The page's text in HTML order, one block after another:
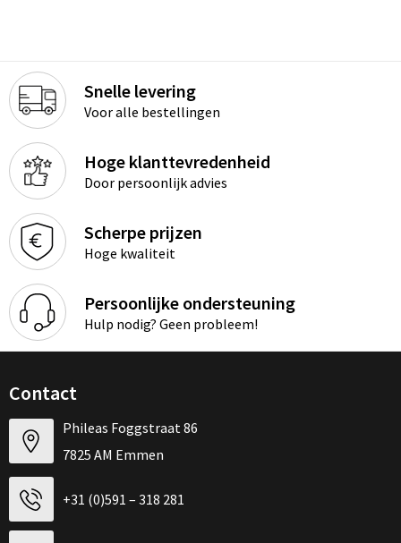
Snelle levering
Voor alle bestellingen
Hoge klanttevredenheid
Door persoonlijk advies
Scherpe prijzen
Hoge kwaliteit
Persoonlijke ondersteuning
Hulp nodig? Geen probleem!
Contact
Phileas Foggstraat 86
7825 AM Emmen
+31 (0)591 – 318 281